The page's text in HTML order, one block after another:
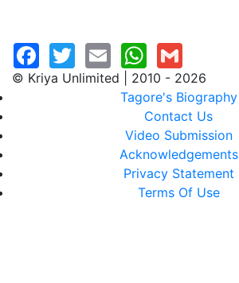
© Kriya Unlimited | 2010 - 2026
Tagore's Biography
Contact Us
Video Submission
Acknowledgements
Privacy Statement
Terms Of Use